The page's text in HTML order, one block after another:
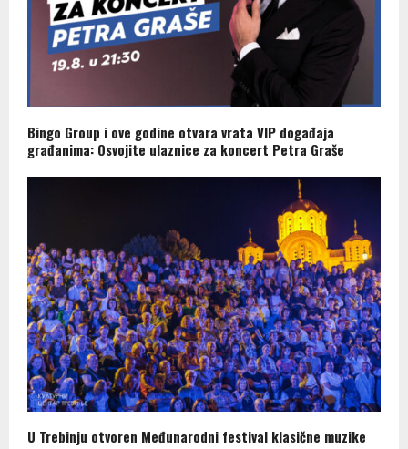
Bingo Group i ove godine otvara vrata VIP događaja
građanima: Osvojite ulaznice za koncert Petra Graše
U Trebinju otvoren Međunarodni festival klasične muzike